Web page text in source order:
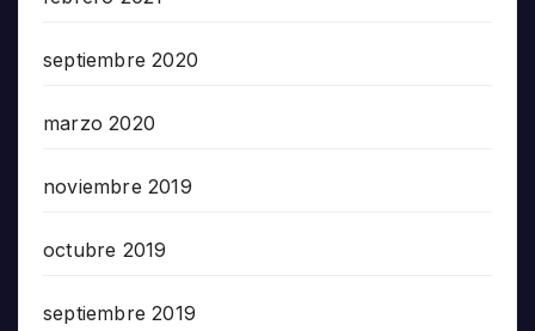
septiembre 2020
marzo 2020
noviembre 2019
octubre 2019
septiembre 2019